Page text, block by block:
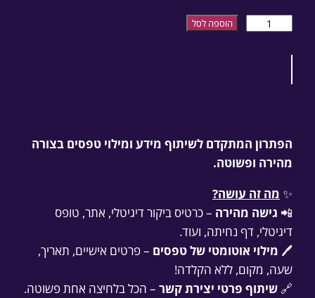
כמות של טאג NFCהוספה לסל
הפתרון המתקדם לשיתוף מידע ומילוי טפסים בצורה
מהירה ופשוטה.
✨ מה זה עושה?
📲 גישה מהירה – כרטיס ביקור דיגיטלי, אתר, טופס
דיגיטלי, דף נחיתה, ועוד.
🖊️ מילוי אוטומטי של טפסים – פרטים אישיים, תאריך,
שעה, מקום, ללא הקלדה!
🔗 שיתוף פרטי יצירת קשר – הכל בלחיצה אחת פשוטה.